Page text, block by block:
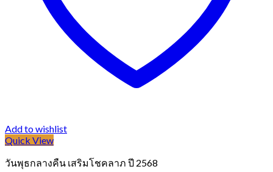
Add to wishlist
Quick View
วันพุธกลางคืน เสริมโชคลาภ ปี 2568